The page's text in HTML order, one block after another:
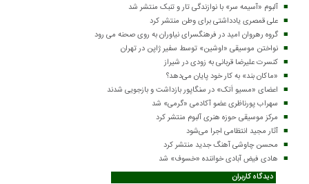
آلبوم «آسیمه سر» با نوازندگی تار و تنبک منتشر شد
علی قمصری یادداشتی برای وطن منتشر کرد
گروه رهروان امید در فرهنگسرای نیاوران به روی صحنه می رود
نواختن موسیقی «اوشین» توسط سفیر ژاپن در تهران
کنسرت علیرضا قربانی به زودی در شیراز
«ماکان بند» به کار خود پایان می‌دهد؟
اعضای «مسیو اَتک» در سنگاپور بازداشت و بازجویی شدند
سهراب پورناظری عضو آکادمی «گرمی» شد
مرکز موسیقی حوزه هنری آلبوم منتشر کرد
آثار مجید انتظامی اجرا می‌شود
محسن چاوشی آهنگ جدید منتشر کرد
هادی فیض آبادی خواننده «خسوف» شد
دیدگاه کاربران